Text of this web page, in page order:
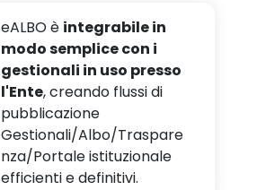
eALBO è integrabile in
modo semplice con i
gestionali in uso presso
l'Ente, creando flussi di
pubblicazione
Gestionali/Albo/Traspare
nza/Portale istituzionale
efficienti e definitivi.